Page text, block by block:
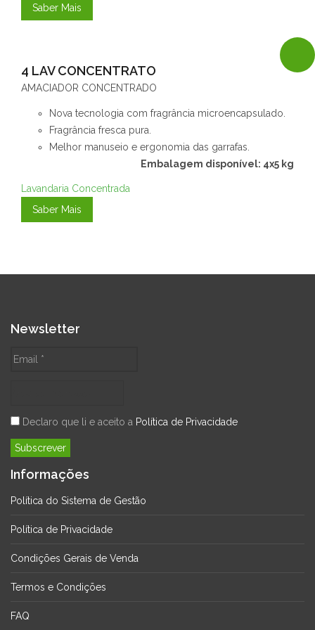
Saber Mais
4 LAV CONCENTRATO
AMACIADOR CONCENTRADO
Nova tecnologia com fragrância microencapsulado.
Fragrância fresca pura.
Melhor manuseio e ergonomia das garrafas.
Embalagem disponível: 4x5 kg
Lavandaria Concentrada
Saber Mais
Newsletter
Declaro que li e aceito a Política de Privacidade
Informações
Política do Sistema de Gestão
Política de Privacidade
Condições Gerais de Venda
Termos e Condições
FAQ